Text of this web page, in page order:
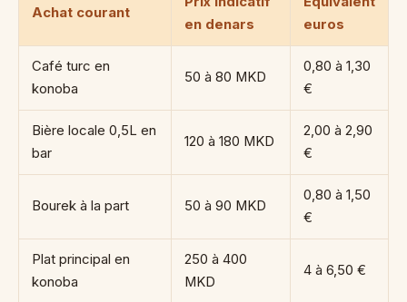
Achat courant
en denars
euros
Café turc en
konoba
50 à 80 MKD
0,80 à 1,30
€
Bière locale 0,5L en
bar
120 à 180 MKD
2,00 à 2,90
€
Bourek à la part 50 à 90 MKD
0,80 à 1,50
€
Plat principal en
konoba
250 à 400
MKD
4 à 6,50 €